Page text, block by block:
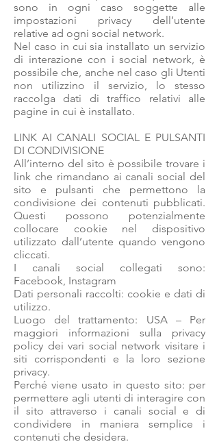
sono in ogni caso soggette alle
impostazioni privacy dell’utente
relative ad ogni social network.
Nel caso in cui sia installato un servizio
di interazione con i social network, è
possibile che, anche nel caso gli Utenti
non utilizzino il servizio, lo stesso
raccolga dati di traffico relativi alle
pagine in cui è installato.
LINK AI CANALI SOCIAL E PULSANTI
DI CONDIVISIONE
All’interno del sito è possibile trovare i
link che rimandano ai canali social del
sito e pulsanti che permettono la
condivisione dei contenuti pubblicati.
Questi possono potenzialmente
collocare cookie nel dispositivo
utilizzato dall’utente quando vengono
cliccati.
I canali social collegati sono:
Facebook, Instagram
​Dati personali raccolti: cookie e dati di
utilizzo.
Luogo del trattamento: USA – Per
maggiori informazioni sulla privacy
policy dei vari social network visitare i
siti corrispondenti e la loro sezione
privacy.
Perché viene usato in questo sito: per
permettere agli utenti di interagire con
il sito attraverso i canali social e di
condividere in maniera semplice i
contenuti che desidera.